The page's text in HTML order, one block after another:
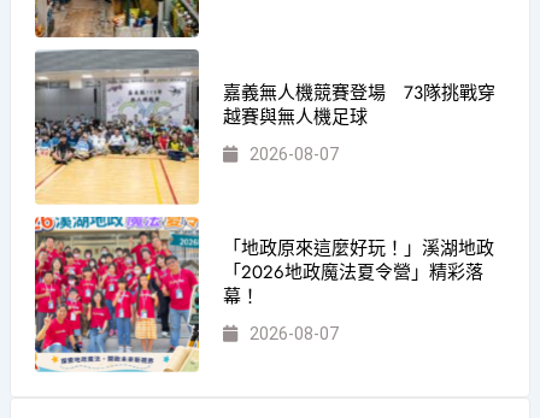
嘉義無人機競賽登場 73隊挑戰穿
越賽與無人機足球
2026-08-07
「地政原來這麼好玩！」溪湖地政
「2026地政魔法夏令營」精彩落
幕！
2026-08-07